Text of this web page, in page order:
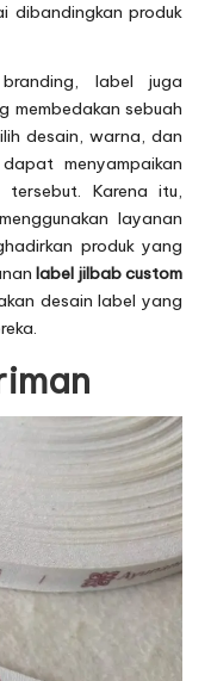
dibandingkan produk
label juga
membedakan sebuah
desain, warna, dan
menyampaikan
Karena itu,
layanan
produk yang
label jilbab custom
desain label yang